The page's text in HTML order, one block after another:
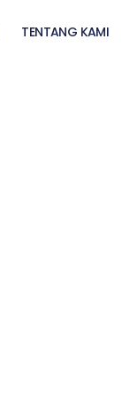
TENTANG KAMI